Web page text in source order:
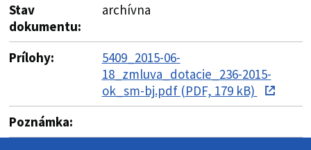
Stav
dokumentu:
archívna
Prílohy:
5409_2015-06-
18_zmluva_dotacie_236-2015-
ok_sm-bj.pdf (PDF, 179 kB)
Poznámka: